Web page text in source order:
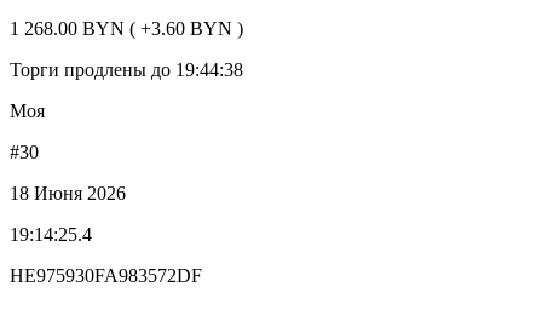
1 268.00 BYN ( +3.60 BYN )
Торги продлены до 19:44:38
Моя
#30
18 Июня 2026
19:14:25.4
HE975930FA983572DF